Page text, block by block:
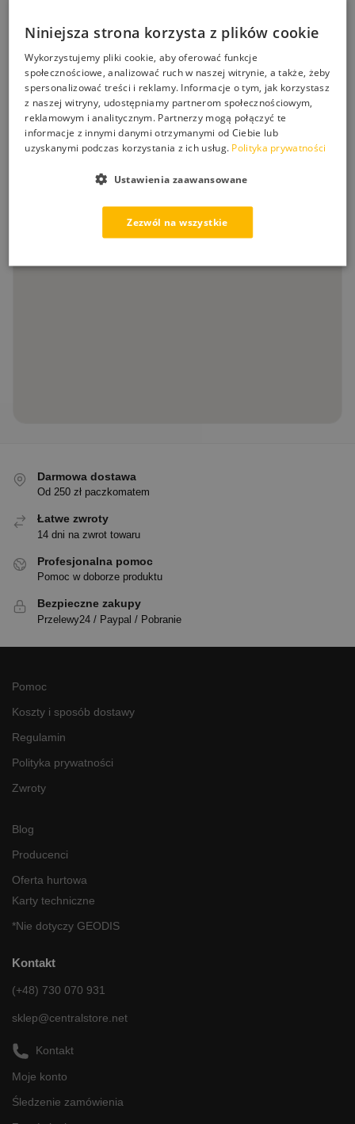
Czy mogę zamówienie odebrać osobiście?
Czy wysyłacie za granicę?
Darmowa dostawa
Od 250 zł paczkomatem
Łatwe zwroty
14 dni na zwrot towaru
Profesjonalna pomoc
Pomoc w doborze produktu
Bezpieczne zakupy
Przelewy24 / Paypal / Pobranie
Pomoc
Koszty i sposób dostawy
Regulamin
Polityka prywatności
Zwroty
Blog
Producenci
Oferta hurtowa
Karty techniczne
*Nie dotyczy GEODIS
Kontakt
(+48) 730 070 931
sklep@centralstore.net
Kontakt
Moje konto
Śledzenie zamówienia
Niniejsza strona korzysta z plików cookie
Wykorzystujemy pliki cookie, aby oferować funkcje
społecznościowe, analizować ruch w naszej witrynie, a także, żeby
spersonalizować treści i reklamy. Informacje o tym, jak korzystasz
z naszej witryny, udostępniamy partnerom społecznościowym,
reklamowym i analitycznym. Partnerzy mogą połączyć te
informacje z innymi danymi otrzymanymi od Ciebie lub
uzyskanymi podczas korzystania z ich usług. Polityka prywatności
Zezwól na wszystkie
Ustawienia zaawansowane